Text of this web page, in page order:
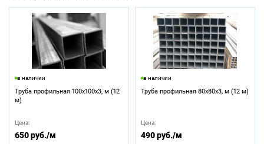
в наличии
Труба профильная 100х100х3, м (12
м)
Цена:
650 руб./м
в наличии
Труба профильная 80х80х3, м (12 м)
Цена:
490 руб./м